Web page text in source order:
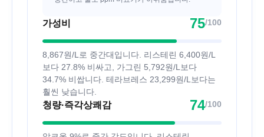
가성비 75/100
8,867원/L로 중간대입니다. 리스테린 6,400원/L
보다 27.8% 비싸고, 가그린 5,792원/L보다
34.7% 비쌉니다. 테라브레스 23,299원/L보다는
훨씬 낮습니다.
청량·즉각상쾌감 74/100